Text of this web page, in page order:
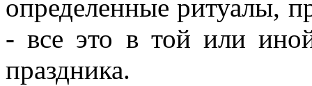
определенные ритуалы,
- все это в той или
праздника.